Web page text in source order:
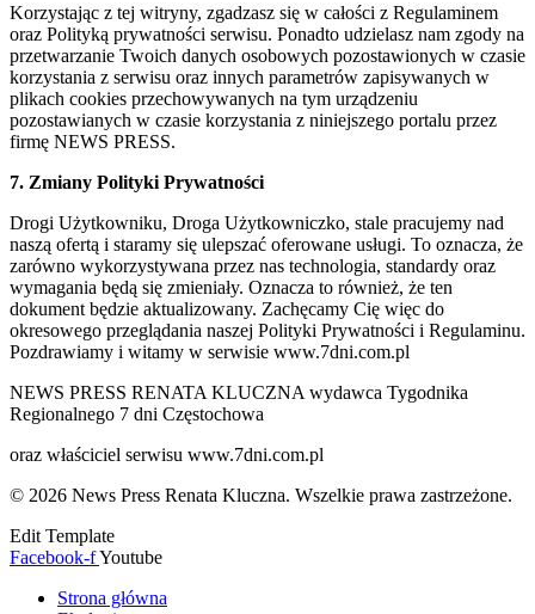
Korzystając z tej witryny, zgadzasz się w całości z Regulaminem
oraz Polityką prywatności serwisu. Ponadto udzielasz nam zgody na
przetwarzanie Twoich danych osobowych pozostawionych w czasie
korzystania z serwisu oraz innych parametrów zapisywanych w
plikach cookies przechowywanych na tym urządzeniu
pozostawianych w czasie korzystania z niniejszego portalu przez
firmę NEWS PRESS.
7. Zmiany Polityki Prywatności
Drogi Użytkowniku, Droga Użytkowniczko, stale pracujemy nad
naszą ofertą i staramy się ulepszać oferowane usługi. To oznacza, że
zarówno wykorzystywana przez nas technologia, standardy oraz
wymagania będą się zmieniały. Oznacza to również, że ten
dokument będzie aktualizowany. Zachęcamy Cię więc do
okresowego przeglądania naszej Polityki Prywatności i Regulaminu.
Pozdrawiamy i witamy w serwisie www.7dni.com.pl
NEWS PRESS RENATA KLUCZNA wydawca Tygodnika
Regionalnego 7 dni Częstochowa
oraz właściciel serwisu www.7dni.com.pl
© 2026 News Press Renata Kluczna. Wszelkie prawa zastrzeżone.
Edit Template
Facebook-fYoutube
Strona główna